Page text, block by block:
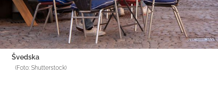
Švedska
(Foto: Shutterstock)